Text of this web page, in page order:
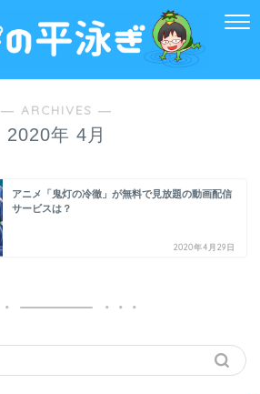
― ARCHIVES ―
2020年 4月
アニメ「鬼灯の冷徹」が無料で見放題の動画配信
サービスは？
2020年4月29日